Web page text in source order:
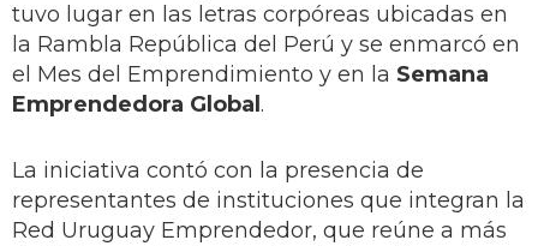
tuvo lugar en las letras corpóreas ubicadas en
la Rambla República del Perú y se enmarcó en
el Mes del Emprendimiento y en la Semana
Emprendedora Global .
La iniciativa contó con la presencia de
representantes de instituciones que integran la
Red Uruguay Emprendedor, que reúne a más